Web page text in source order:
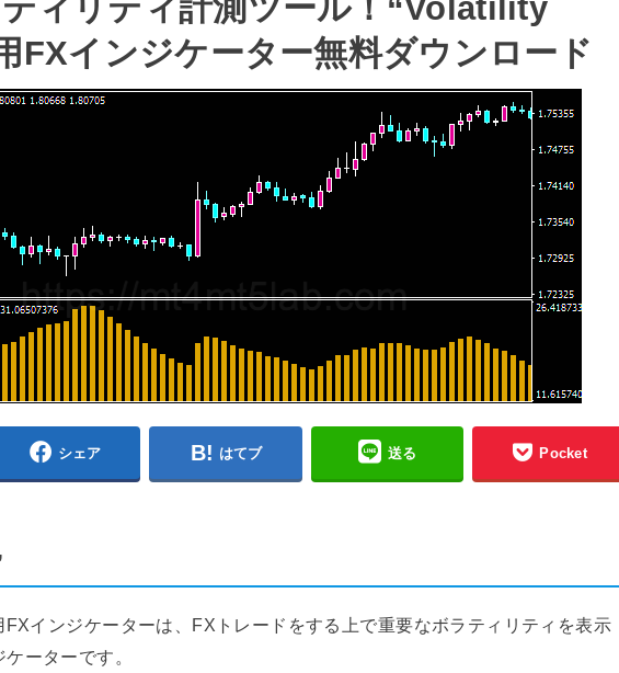
ィリティ計測ツール！“Volatility
FXインジケーター無料ダウンロード
シェア はてブ 送る Pocket
FXインジケーターは、FXトレードをする上で重要なボラティリティを表示
ーターです。